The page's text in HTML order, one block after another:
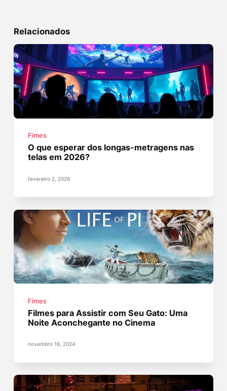
Relacionados
Fimes
O que esperar dos longas-metragens nas
telas em 2026?
fevereiro 2, 2026
Fimes
Filmes para Assistir com Seu Gato: Uma
Noite Aconchegante no Cinema
novembro 16, 2024